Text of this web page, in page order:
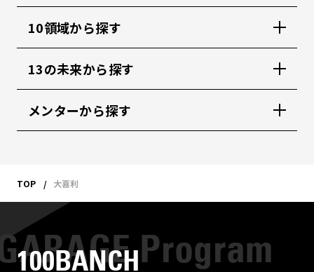
10領域から探す
13の未来から探す
メンターから探す
TOP 大喜利
100BANCH